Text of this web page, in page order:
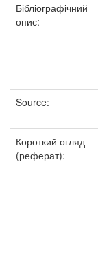
Бібліографічний
опис:
Source:
Короткий огляд
(реферат):